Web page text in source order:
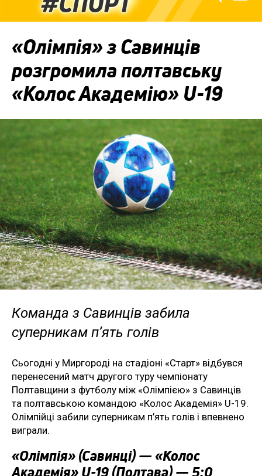
«Олімпія» з Савинців
розгромила полтавську
«Колос Академію» U-19
Команда з Савинців забила
суперникам п’ять голів
Сьогодні у Миргороді на стадіоні «Старт» відбувся
перенесений матч другого туру чемпіонату
Полтавщини з футболу між «Олімпією» з Савинців
та полтавською командою «Колос Академія» U-19.
Олімпійці забили суперникам п’ять голів і впевнено
виграли.
«Олімпія» (Савинці) — «Колос
Академія» U-19 (Полтава) — 5:0